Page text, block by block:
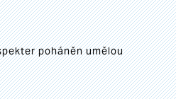
poháněn umělou